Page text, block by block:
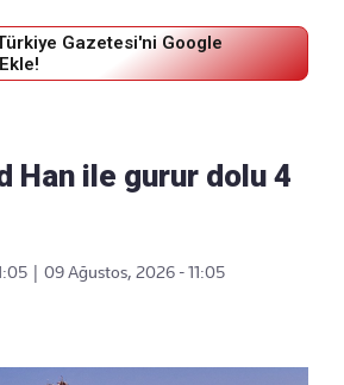
Gazetesi'ni Google
Han ile gurur dolu 4
09 Ağustos, 2026 - 11:05